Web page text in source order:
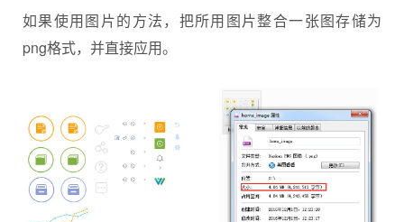
如果使用图片的方法，把所用图片整合一张图存储为
png格式，并直接应用。